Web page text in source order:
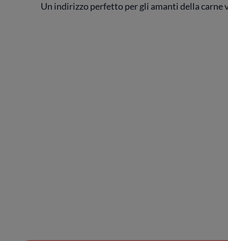
Un indirizzo perfetto per gli amanti della